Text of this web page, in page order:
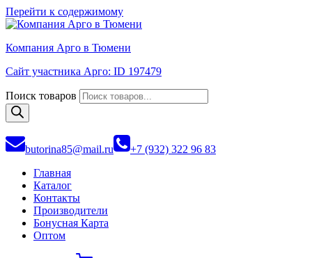
Перейти к содержимому
Компания Арго в Тюмени
Сайт участника Арго: ID 197479
Поиск товаров
butorina85@mail.ru
+7 (932) 322 96 83
Главная
Каталог
Контакты
Производители
Бонусная Карта
Оптом